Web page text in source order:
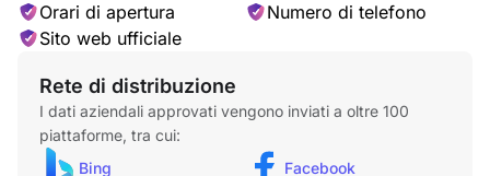
Orari di apertura
Numero di telefono
Sito web ufficiale
Rete di distribuzione
I dati aziendali approvati vengono inviati a oltre 100
piattaforme, tra cui:
Bing
Facebook